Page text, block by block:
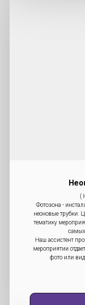
(
Фотозона -
неоновые трубки.
тематику
Наш ассистент
мероприятии
фото или